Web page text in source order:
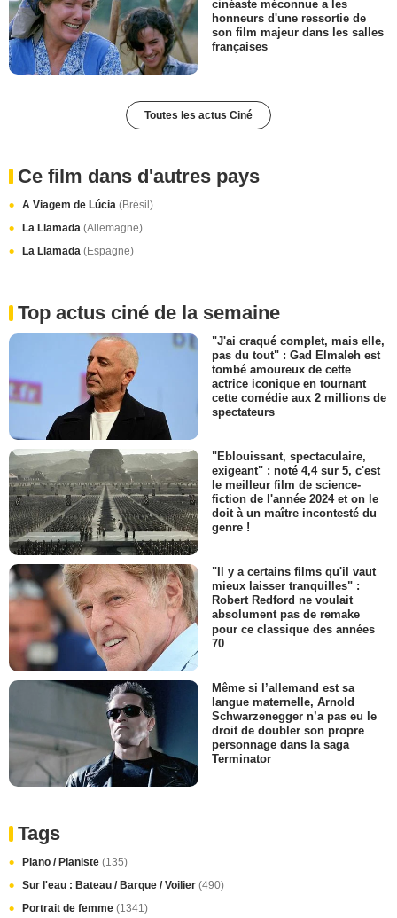
cinéaste méconnue a les
honneurs d'une ressortie de
son film majeur dans les salles
françaises
Toutes les actus Ciné
Ce film dans d'autres pays
A Viagem de Lúcia (Brésil)
La Llamada (Allemagne)
La Llamada (Espagne)
Top actus ciné de la semaine
"J'ai craqué complet, mais elle,
pas du tout" : Gad Elmaleh est
tombé amoureux de cette
actrice iconique en tournant
cette comédie aux 2 millions de
spectateurs
"Eblouissant, spectaculaire,
exigeant" : noté 4,4 sur 5, c'est
le meilleur film de science-
fiction de l'année 2024 et on le
doit à un maître incontesté du
genre !
"Il y a certains films qu'il vaut
mieux laisser tranquilles" :
Robert Redford ne voulait
absolument pas de remake
pour ce classique des années
70
Même si l’allemand est sa
langue maternelle, Arnold
Schwarzenegger n’a pas eu le
droit de doubler son propre
personnage dans la saga
Terminator
Tags
Piano / Pianiste (135)
Sur l'eau : Bateau / Barque / Voilier (490)
Portrait de femme (1341)